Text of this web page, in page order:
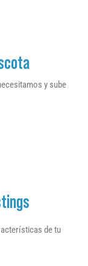
y sube
de tu